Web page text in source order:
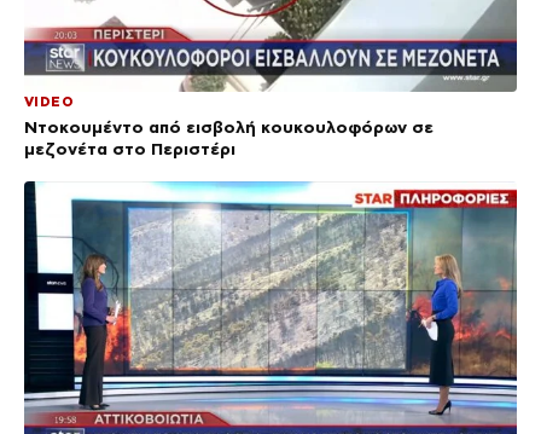
VIDEO
Ντοκουμέντο από εισβολή κουκουλοφόρων σε
μεζονέτα στο Περιστέρι